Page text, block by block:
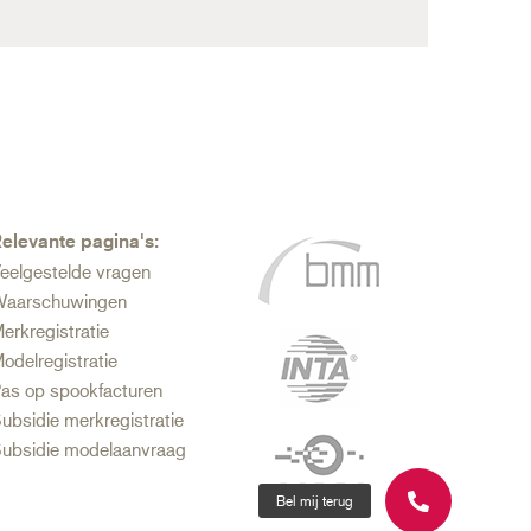
pagina's:
vragen
op spookfacturen
merkregistratie
modelaanvraag
Bel mij terug